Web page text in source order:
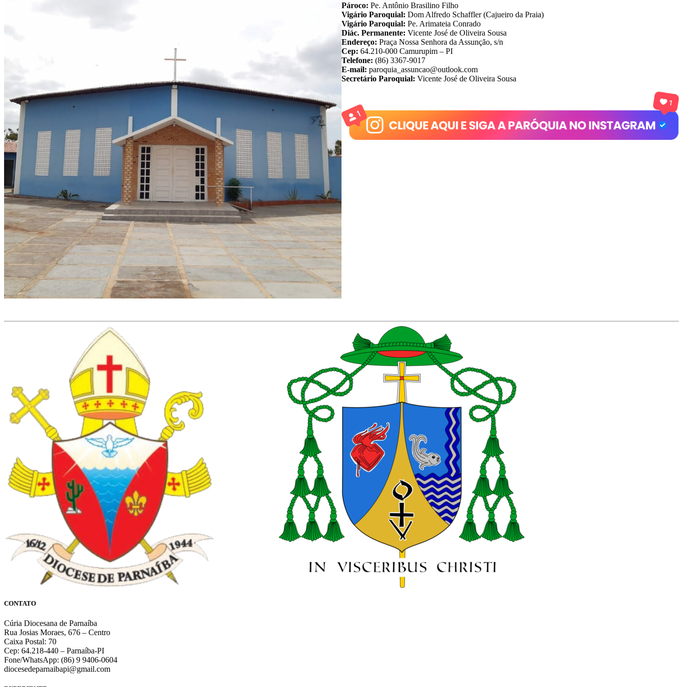
Pároco: Pe. Antônio Brasilino Filho
Vigário Paroquial: Dom Alfredo Schaffler (Cajueiro da Praia)
Vigário Paroquial: Pe. Arimateia Conrado
Diác. Permanente: Vicente José de Oliveira Sousa
Endereço: Praça Nossa Senhora da Assunção, s/n
Cep: 64.210-000 Camurupim – PI
Telefone: (86) 3367-9017
E-mail: paroquia_assuncao@outlook.com
Secretário Paroquial: Vicente José de Oliveira Sousa
CONTATO
Cúria Diocesana de Parnaíba
Rua Josias Moraes, 676 – Centro
Caixa Postal: 70
Cep: 64.218-440 – Parnaíba-PI
Fone/WhatsApp: (86) 9 9406-0604
diocesedeparnaibapi@gmail.com